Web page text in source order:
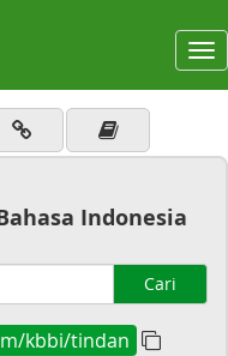
Indonesia
Cari
kbbi/tindan